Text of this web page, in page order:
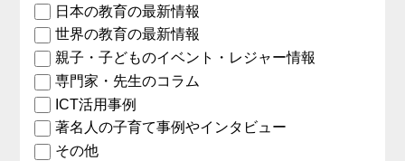
日本の教育の最新情報
世界の教育の最新情報
親子・子どものイベント・レジャー情報
専門家・先生のコラム
ICT活用事例
著名人の子育て事例やインタビュー
その他